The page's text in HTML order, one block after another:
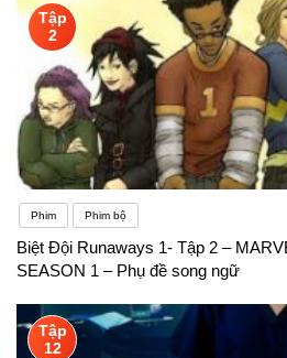
Tập
2
Phim Phim bộ
Biệt Đội Runaways 1- Tập 2 –
SEASON 1 – Phụ đề song ngữ
Tập
12